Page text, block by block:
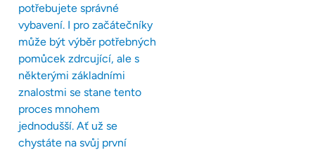
potřebujete správné
vybavení. I pro začátečníky
může být výběr potřebných
pomůcek zdrcující, ale s
některými základními
znalostmi se stane tento
proces mnohem
jednodušší. Ať už se
chystáte na svůj první